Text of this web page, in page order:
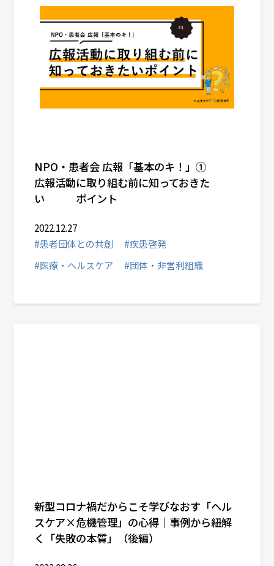
NPO・患者会 広報「基本のキ！」①
広報活動に取り組む前に知っておきた
い ポイント
2022.12.27
#患者団体との共創
#疾患啓発
#医療・ヘルスケア
#団体・非営利組織
新型コロナ禍だからこそ学びなおす「ヘル
スケア×危機管理」の心得｜事例から紐解
く「失敗の本質」（後編）